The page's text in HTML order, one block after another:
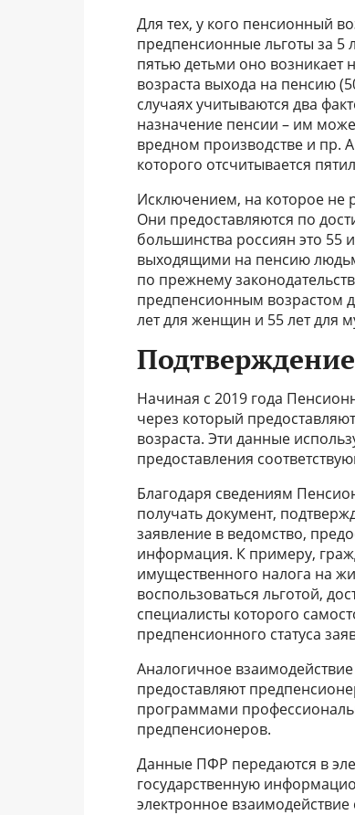
Для тех, у кого пенсионный
предпенсионные льготы за
пятью детьми оно возникает
возраста выхода на пенсию
случаях учитываются два
назначение пенсии – им
вредном производстве и пр.
которого отсчитывается
Исключением, на которое не
Они предоставляются по
большинства россиян это 55
выходящими на пенсию
по прежнему
предпенсионным возрастом
лет для женщин и 55 лет для
Начиная с 2019 года
через который
возраста. Эти данные
предоставления
Благодаря сведениям
получать документ,
заявление в ведомство,
информация. К примеру,
имущественного налога на
воспользоваться льготой,
специалисты которого
предпенсионного статуса
Аналогичное
предоставляют
программами
предпенсионеров.
Данные ПФР передаются в
государственную
электронное